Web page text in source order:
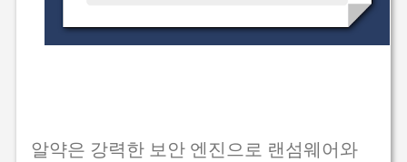
알약은 강력한 보안 엔진으로 랜섬웨어와